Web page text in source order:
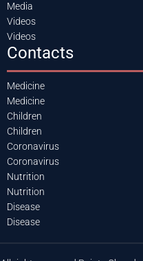
Media
Videos
Videos
Contacts
Medicine
Medicine
Children
Children
Coronavirus
Coronavirus
Nutrition
Nutrition
Disease
Disease